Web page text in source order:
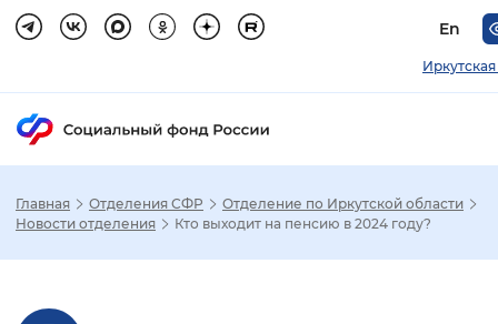
En
Главная Отделения СФР
Отделение по Иркутской области
Новости отделения
Кто выходит на пенсию в 2024 году?